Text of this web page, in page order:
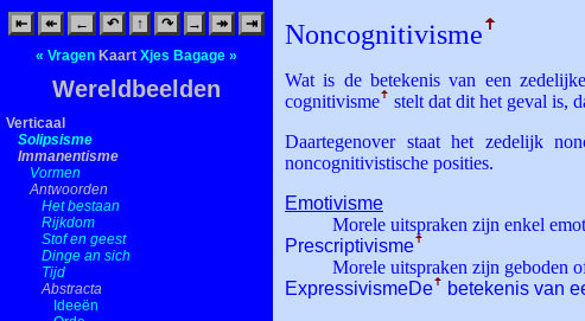
Noncognitivisme ꜛ
Wat is de betekenis van een
cognitivismeꜛ stelt dat dit het geval is,
Daartegenover staat het zedelijk
noncognitivistische posities.
Emotivisme
Morele uitspraken zijn enkel
Prescriptivismeꜛ
Morele uitspraken zijn geboden
ExpressivismeDeꜛ betekenis van
⇤ ↞ ← ↶ ↑ ↷ → ↠
⇥
« Vragen Kaart Xjes Bagage »
Wereldbeelden
Verticaal
Solipsisme
Immanentisme
Vormen
Antwoorden
Het bestaan
Rijkdom
Stof en geest
Dinge an sich
Tijd
Abstracta
Ideeën